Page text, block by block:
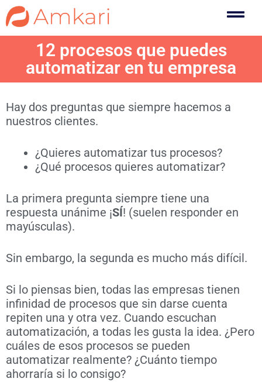
12 procesos que puedes
automatizar en tu empresa
Hay dos preguntas que siempre hacemos a
nuestros clientes.
¿Quieres automatizar tus procesos?
¿Qué procesos quieres automatizar?
La primera pregunta siempre tiene una
respuesta unánime ¡SÍ! (suelen responder en
mayúsculas).
Sin embargo, la segunda es mucho más difícil.
Si lo piensas bien, todas las empresas tienen
infinidad de procesos que sin darse cuenta
repiten una y otra vez. Cuando escuchan
automatización, a todas les gusta la idea. ¿Pero
cuáles de esos procesos se pueden
automatizar realmente? ¿Cuánto tiempo
ahorraría si lo consigo?